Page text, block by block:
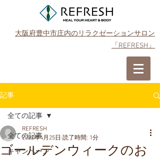
大阪府豊中市庄内のリラクゼーションサロン
「REFRESH」
記事
全ての記事
キャンペーン
全ての記事
ゴールデンウィークのお
REFRESH
2022年4月25日 読了時間: 1分